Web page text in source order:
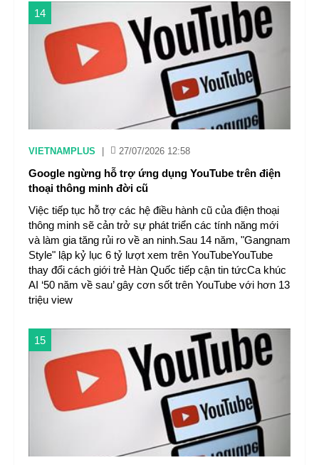
14
VIETNAMPLUS 27/07/2026 12:58
Google ngừng hỗ trợ ứng dụng YouTube trên điện
thoại thông minh đời cũ
Việc tiếp tục hỗ trợ các hệ điều hành cũ của điện thoại
thông minh sẽ cản trở sự phát triển các tính năng mới
và làm gia tăng rủi ro về an ninh.Sau 14 năm, "Gangnam
Style" lập kỷ lục 6 tỷ lượt xem trên YouTubeYouTube
thay đổi cách giới trẻ Hàn Quốc tiếp cận tin tứcCa khúc
AI ‘50 năm về sau’ gây cơn sốt trên YouTube với hơn 13
triệu view
15